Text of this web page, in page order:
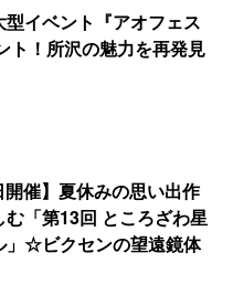
イベント『アオフェス
ト！所沢の魅力を再発見
開催】夏休みの思い出作
む「第13回 ところざわ星
」☆ビクセンの望遠鏡体